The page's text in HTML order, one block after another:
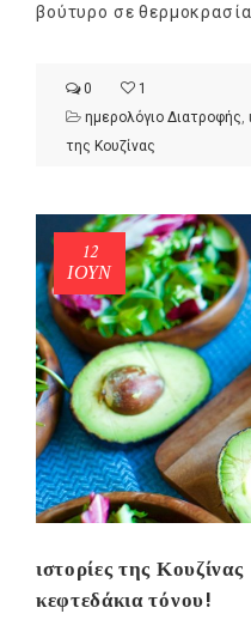
βούτυρο σε θερμοκρασία
0
1
ημερολόγιο Διατροφής
της Κουζίνας
12
ΙΟΎΝ
ιστορίες της
κεφτεδάκια τόνου!